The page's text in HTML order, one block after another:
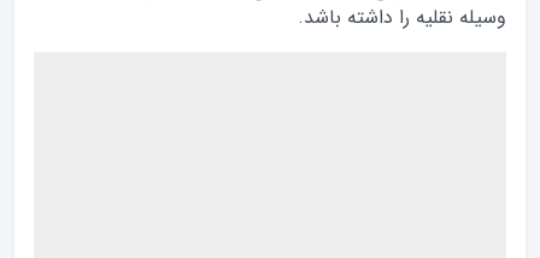
وسیله نقلیه را داشته باشد.